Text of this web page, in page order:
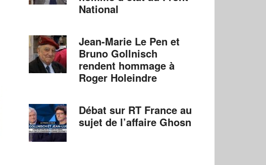
National
Jean-Marie Le Pen et
Bruno Gollnisch
rendent hommage à
Roger Holeindre
Débat sur RT France au
sujet de l’affaire Ghosn